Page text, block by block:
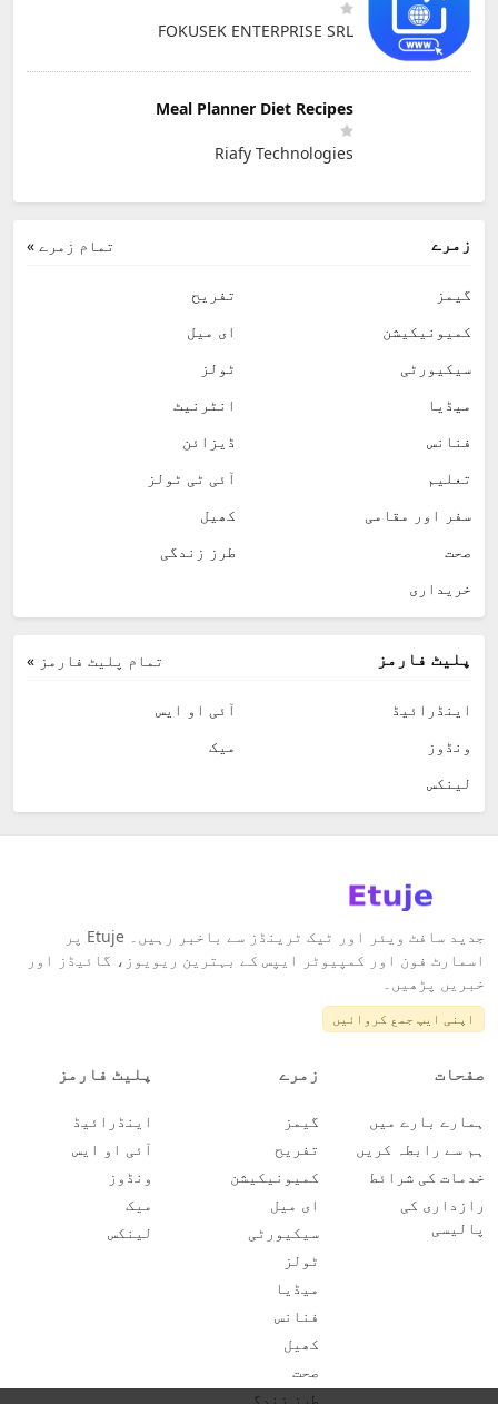
FOKUSEK ENTERPRISE SRL
Meal Planner Diet Recipes
Riafy Technologies
تمام زمرے » زمرے
گیمز
تفریح
کمیونیکیشن
ای میل
سیکیورٹی
ٹولز
میڈیا
انٹرنیٹ
فنانس
ڈیزائن
تعلیم
آئی ٹی ٹولز
سفر اور مقامی
کھیل
صحت
طرز زندگی
خریداری
تمام پلیٹ فارمز » پلیٹ فارمز
اینڈرائیڈ
آئی او ایس
ونڈوز
میک
لینکس
جدید سافٹ ویئر اور ٹیک ٹرینڈز سے باخبر رہیں۔ Etuje پر
اسمارٹ فون اور کمپیوٹر ایپس کے بہترین ریویوز، گائیڈز اور
خبریں پڑھیں۔
اپنی ایپ جمع کروائیں
صفحات
ہمارے بارے میں
ہم سے رابطہ کریں
خدمات کی شرائط
رازداری کی
پالیسی
زمرے
گیمز
تفریح
کمیونیکیشن
ای میل
سیکیورٹی
ٹولز
میڈیا
فنانس
کھیل
صحت
طرز زندگی
پلیٹ فارمز
اینڈرائیڈ
آئی او ایس
ونڈوز
میک
لینکس